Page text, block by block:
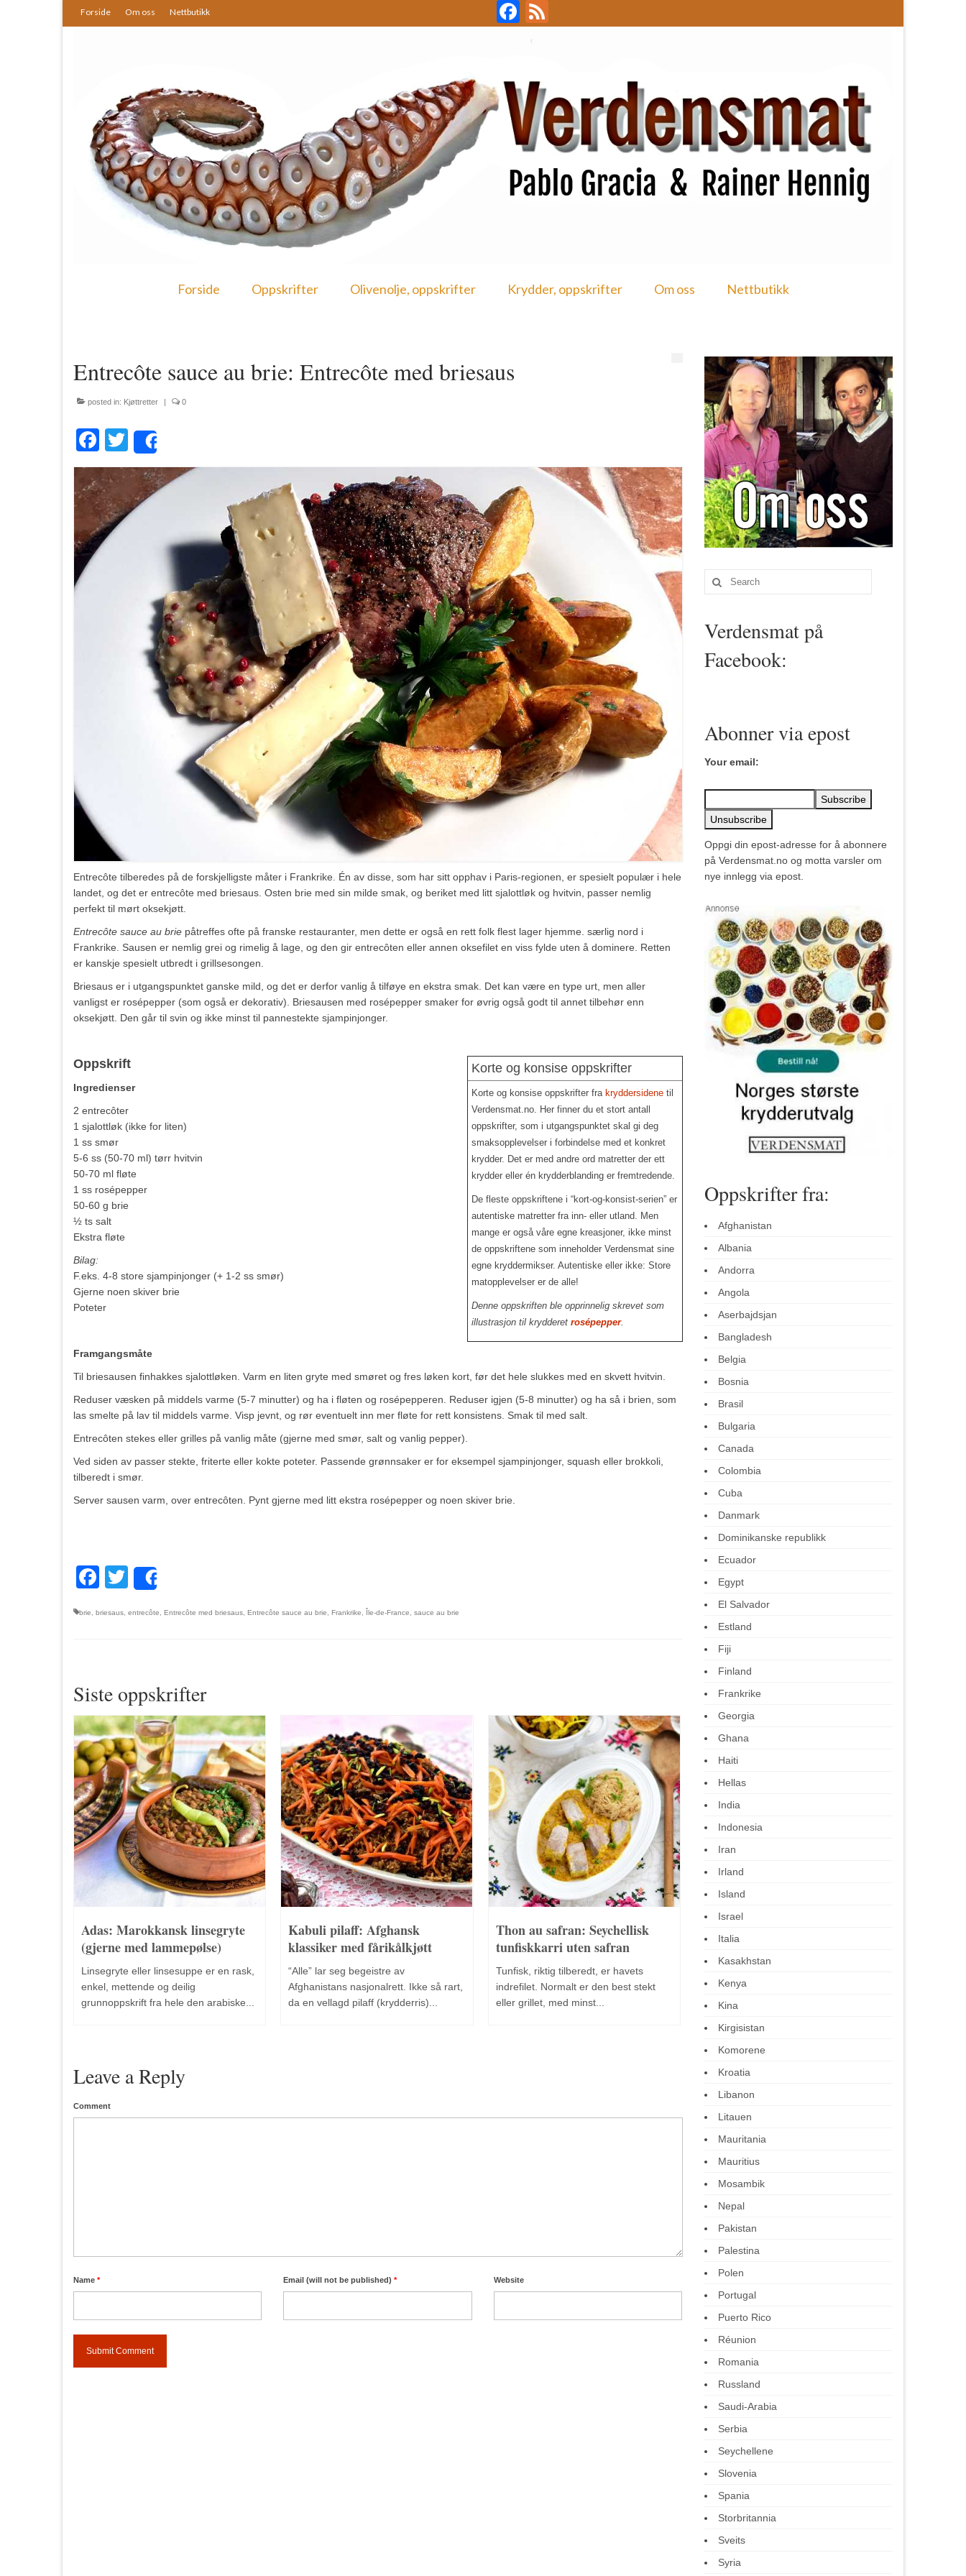
Forside Om oss Nettbutikk Facebook
Forside Oppskrifter Olivenolje, oppskrifter Krydder, oppskrifter Om oss Nettbutikk
Entrecôte sauce au brie: Entrecôte med briesaus
posted in: Kjøttretter | 0
Facebook
Twitter
Entrecôte tilberedes på de forskjelligste måter i Frankrike. Én av disse, som har sitt opphav i Paris-regionen, er spesielt populær i hele
landet, og det er entrecôte med briesaus. Osten brie med sin milde smak, og beriket med litt sjalottløk og hvitvin, passer nemlig
perfekt til mørt oksekjøtt.
Entrecôte sauce au brie påtreffes ofte på franske restauranter, men dette er også en rett folk flest lager hjemme. særlig nord i
Frankrike. Sausen er nemlig grei og rimelig å lage, og den gir entrecôten eller annen oksefilet en viss fylde uten å dominere. Retten
er kanskje spesielt utbredt i grillsesongen.
Briesaus er i utgangspunktet ganske mild, og det er derfor vanlig å tilføye en ekstra smak. Det kan være en type urt, men aller
vanligst er rosépepper (som også er dekorativ). Briesausen med rosépepper smaker for øvrig også godt til annet tilbehør enn
oksekjøtt. Den går til svin og ikke minst til pannestekte sjampinjonger.
Korte og konsise oppskrifter
Korte og konsise oppskrifter fra kryddersidenetil
Verdensmat.no. Her finner du et stort antall
oppskrifter, som i utgangspunktet skal gi deg
smaksopplevelser i forbindelse med et konkret
krydder. Det er med andre ord matretter der ett
krydder eller én krydderblanding er fremtredende.
De fleste oppskriftene i “kort-og-konsist-serien” er
autentiske matretter fra inn- eller utland. Men
mange er også våre egne kreasjoner, ikke minst
de oppskriftene som inneholder Verdensmat sine
egne kryddermikser. Autentiske eller ikke: Store
matopplevelser er de alle!
Denne oppskriften ble opprinnelig skrevet som
illustrasjon til krydderet rosépepper.
Oppskrift
Ingredienser
2 entrecôter
1 sjalottløk (ikke for liten)
1 ss smør
5-6 ss (50-70 ml) tørr hvitvin
50-70 ml fløte
1 ss rosépepper
50-60 g brie
½ ts salt
Ekstra fløte
Bilag:
F.eks. 4-8 store sjampinjonger (+ 1-2 ss smør)
Gjerne noen skiver brie
Poteter
Framgangsmåte
Til briesausen finhakkes sjalottløken. Varm en liten gryte med smøret og fres løken kort, før det hele slukkes med en skvett hvitvin.
Reduser væsken på middels varme (5-7 minutter) og ha i fløten og rosépepperen. Reduser igjen (5-8 minutter) og ha så i brien, som
las smelte på lav til middels varme. Visp jevnt, og rør eventuelt inn mer fløte for rett konsistens. Smak til med salt.
Entrecôten stekes eller grilles på vanlig måte (gjerne med smør, salt og vanlig pepper).
Ved siden av passer stekte, friterte eller kokte poteter. Passende grønnsaker er for eksempel sjampinjonger, squash eller brokkoli,
tilberedt i smør.
Server sausen varm, over entrecôten. Pynt gjerne med litt ekstra rosépepper og noen skiver brie.
Facebook
Twitter
brie briesaus entrecôte Entrecôte med briesaus Entrecôte sauce au brie Frankrike Île-de-France sauce au brie
Siste oppskrifter
Adas: Marokkansk linsegryte
(gjerne med lammepølse)
Linsegryte eller linsesuppe er en rask,
enkel, mettende og deilig
grunnoppskrift fra hele den arabiske...
Kabuli pilaff: Afghansk
klassiker med fårikålkjøtt
“Alle” lar seg begeistre av
Afghanistans nasjonalrett. Ikke så rart,
da en vellagd pilaff (krydderris)...
Thon au safran: Seychellisk
tunfiskkarri uten safran
Tunfisk, riktig tilberedt, er havets
indrefilet. Normalt er den best stekt
eller grillet, med minst...
Prøyssiske kjøttboller i
kaperskrem
Når jeg forklarer tyskere to av mine
yndlingsfiskeretter, plukkfisk og
Leave a Reply
Comment
Name * Email (will not be published)* Website
Search
for:
Verdensmat på
Facebook:
Abonner via epost
Your email:
Oppgi din epost-adresse for å abonnere
på Verdensmat.no og motta varsler om
nye innlegg via epost.
Oppskrifter fra:
Afghanistan
Albania
Andorra
Angola
Aserbajdsjan
Bangladesh
Belgia
Bosnia
Brasil
Bulgaria
Canada
Colombia
Cuba
Danmark
Dominikanske republikk
Ecuador
Egypt
El Salvador
Estland
Fiji
Finland
Frankrike
Georgia
Ghana
Haiti
Hellas
India
Indonesia
Iran
Irland
Island
Israel
Italia
Kasakhstan
Kenya
Kina
Kirgisistan
Komorene
Kroatia
Libanon
Litauen
Mauritania
Mauritius
Mosambik
Nepal
Pakistan
Palestina
Polen
Portugal
Puerto Rico
Réunion
Romania
Russland
Saudi-Arabia
Serbia
Seychellene
Slovenia
Spania
Storbritannia
Sveits
Syria